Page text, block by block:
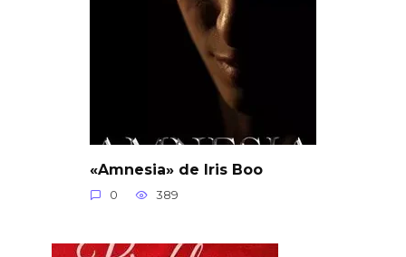
«Amnesia» de Iris Boo
0 389